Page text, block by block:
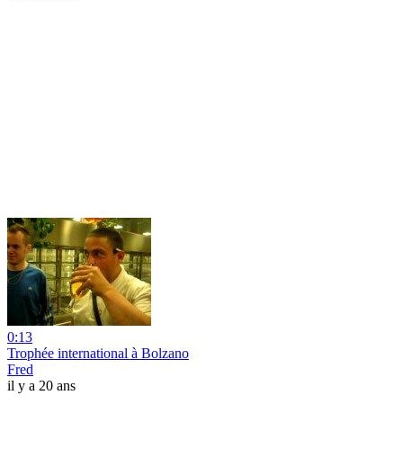
0:13
Trophée international à Bolzano
Fred
il y a 20 ans